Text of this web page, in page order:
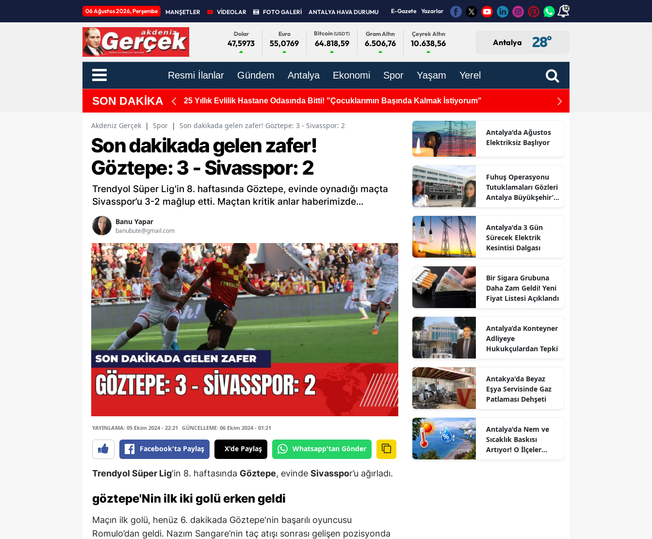
06 Ağustos 2026, Perşembe MANŞETLER VİDEOLAR FOTO GALERİ ANTALYA HAVA DURUMU E-Gazete Yazarlar 12
Dolar
47,5973
Euro
55,0769
Bitcoin(USDT)
64.818,59
Gram Altın
6.506,76
Çeyrek Altın
10.638,56 Antalya 28°
Resmi İlanlar Gündem Antalya Ekonomi Spor Yaşam Yerel
SON DAKİKA 25 Yıllık Evlilik Hastane Odasında Bitti! "Çocuklarımın Başında Kalmak İstiyorum"
Antalya'da Nem ve
Akdeniz Gerçek | Spor | Son dakikada gelen zafer! Göztepe: 3 - Sivasspor: 2
Son dakikada gelen zafer!
Göztepe: 3 - Sivasspor: 2
Trendyol Süper Lig'in 8. haftasında Göztepe, evinde oynadığı maçta
Sivasspor’u 3-2 mağlup etti. Maçtan kritik anlar haberimizde...
Banu Yapar
banubute@gmail.com
YAYINLAMA: 05 Ekim 2024 - 22:21 GÜNCELLEME: 06 Ekim 2024 - 01:21
Facebook'ta Paylaş X'de Paylaş Whatsapp'tan Gönder
Trendyol Süper Lig'in 8. haftasında Göztepe, evinde Sivasspor’u ağırladı.
göztepe'Nin ilk iki golü erken geldi
Maçın ilk golü, henüz 6. dakikada Göztepe'nin başarılı oyuncusu
Romulo’dan geldi. Nazım Sangare’nin taç atışı sonrası gelişen pozisyonda
Antalya'da Ağustos
Elektriksiz Başlıyor
Fuhuş Operasyonu
Tutuklamaları Gözleri
Antalya Büyükşehir’e
Antalya'da 3 Gün
Sürecek Elektrik
Kesintisi Dalgası
Bir Sigara Grubuna
Daha Zam Geldi! Yeni
Fiyat Listesi Açıklandı
Antalya’da Konteyner
Adliyeye
Hukukçulardan Tepki
Antakya'da Beyaz
Eşya Servisinde Gaz
Patlaması Dehşeti
Antalya'da Nem ve
Sıcaklık Baskısı
Artıyor! O İlçeler